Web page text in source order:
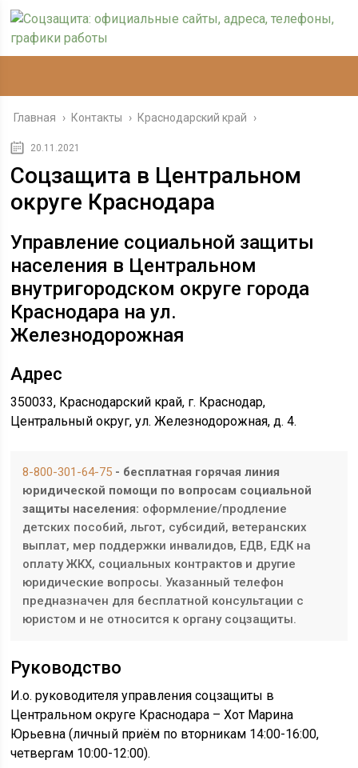
Главная › Контакты › Краснодарский край ›
20.11.2021
Соцзащита в Центральном
округе Краснодара
Управление социальной защиты
населения в Центральном
внутригородском округе города
Краснодара на ул.
Железнодорожная
Адрес
350033, Краснодарский край, г. Краснодар,
Центральный округ, ул. Железнодорожная, д. 4.
8-800-301-64-75 - бесплатная горячая линия
юридической помощи по вопросам социальной
защиты населения: оформление/продление
детских пособий, льгот, субсидий, ветеранских
выплат, мер поддержки инвалидов, ЕДВ, ЕДК на
оплату ЖКХ, социальных контрактов и другие
юридические вопросы. Указанный телефон
предназначен для бесплатной консультации с
юристом и не относится к органу соцзащиты.
Руководство
И.о. руководителя управления соцзащиты в
Центральном округе Краснодара – Хот Марина
Юрьевна (личный приём по вторникам 14:00-16:00,
четвергам 10:00-12:00).